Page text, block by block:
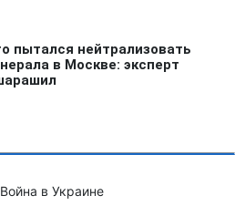
Война в Украине